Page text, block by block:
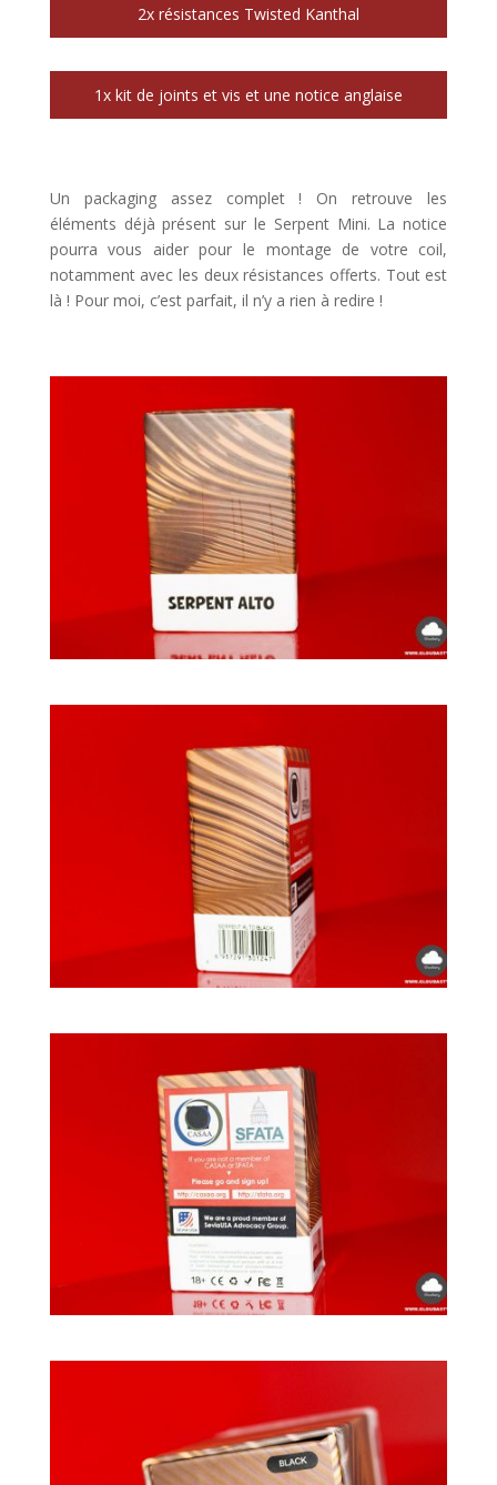
2x résistances Twisted Kanthal
1x kit de joints et vis et une notice anglaise
Un packaging assez complet ! On retrouve les
éléments déjà présent sur le Serpent Mini. La notice
pourra vous aider pour le montage de votre coil,
notamment avec les deux résistances offerts. Tout est
là ! Pour moi, c’est parfait, il n’y a rien à redire !